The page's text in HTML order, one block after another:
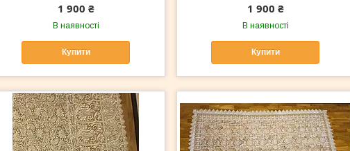
1 900 ₴
В наявності
Купити
1 900 ₴
В наявності
Купити